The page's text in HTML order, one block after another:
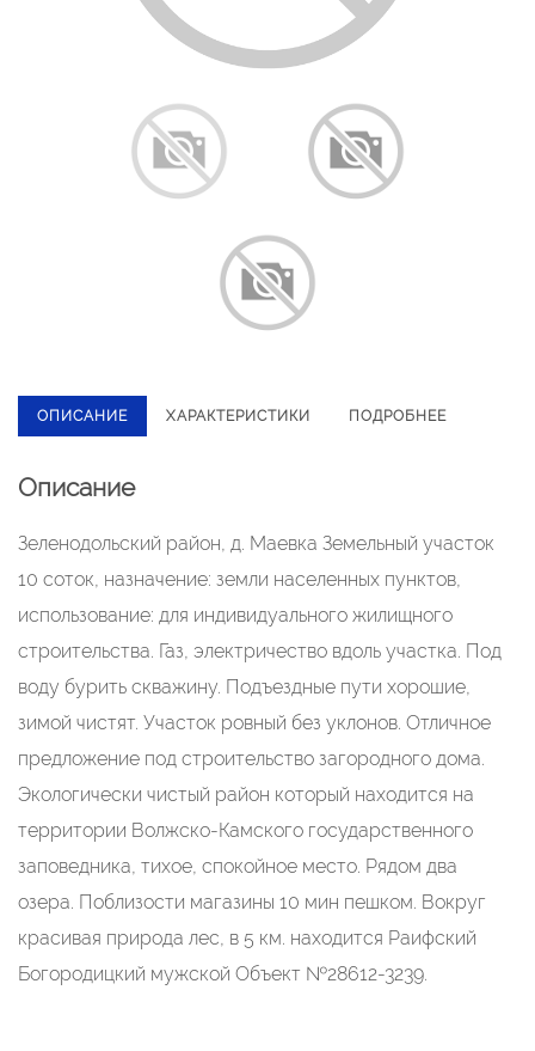
ОПИСАНИЕ ХАРАКТЕРИСТИКИ ПОДРОБНЕЕ
Описание
Зеленодольский район, д. Маевка Земельный участок
10 соток, назначение: земли населенных пунктов,
использование: для индивидуального жилищного
строительства. Газ, электричество вдоль участка. Под
воду бурить скважину. Подъездные пути хорошие,
зимой чистят. Участок ровный без уклонов. Отличное
предложение под строительство загородного дома.
Экологически чистый район который находится на
территории Волжско-Камского государственного
заповедника, тихое, спокойное место. Рядом два
озера. Поблизости магазины 10 мин пешком. Вокруг
красивая природа лес, в 5 км. находится Раифский
Богородицкий мужской Объект №28612-3239.